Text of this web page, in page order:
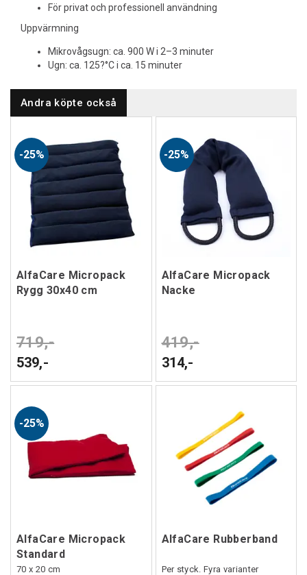
För privat och professionell användning
Uppvärmning
Mikrovågsugn: ca. 900 W i 2–3 minuter
Ugn: ca. 125?°C i ca. 15 minuter
Andra köpte också
25%
AlfaCare Micropack
Rygg 30x40 cm
719,-
539,-
25%
AlfaCare Micropack
Nacke
419,-
314,-
25%
AlfaCare Micropack
Standard
70 x 20 cm
AlfaCare Rubberband
Per styck. Fyra varianter